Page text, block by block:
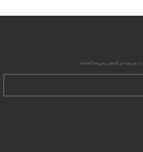
عروضنا في المتجر وعروضنا الخاصة.